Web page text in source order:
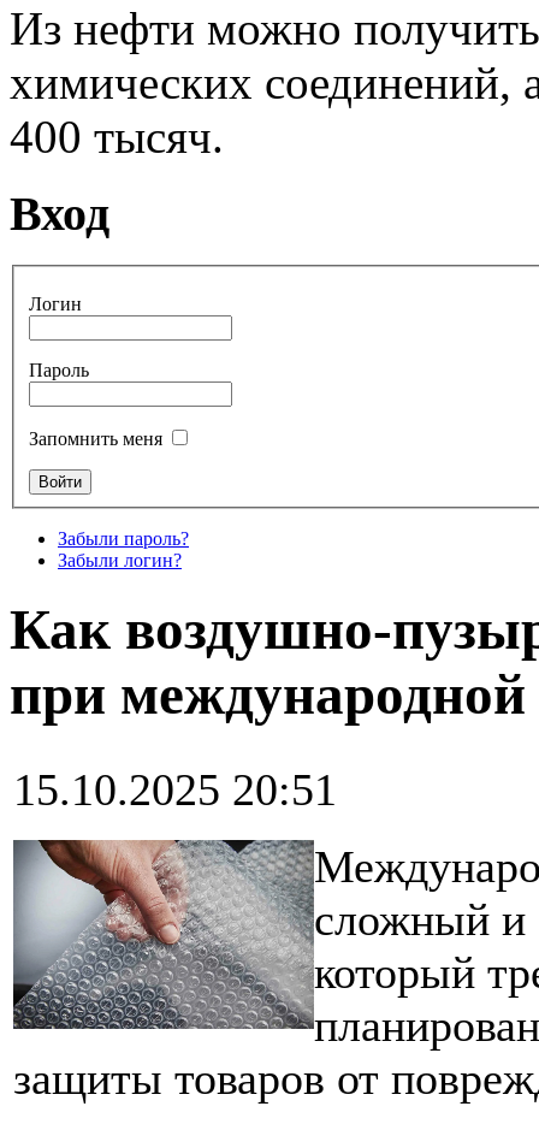
Из нефти можно
химических соединений,
400 тысяч.
Вход
Логин
Пароль
Запомнить меня
Забыли пароль?
Забыли логин?
Как воздушно-
при международной
15.10.2025 20:51
сложный и
который
защиты товаров от